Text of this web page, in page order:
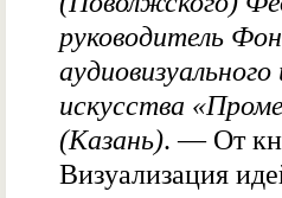
руководитель
искусства
(Казань). — От
Визуализация